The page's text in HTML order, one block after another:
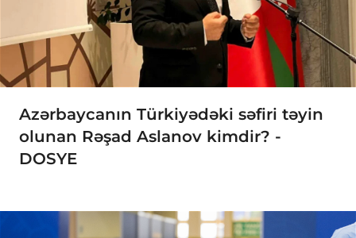
Azərbaycanın Türkiyədəki səfiri təyin
olunan Rəşad Aslanov kimdir? -
DOSYE